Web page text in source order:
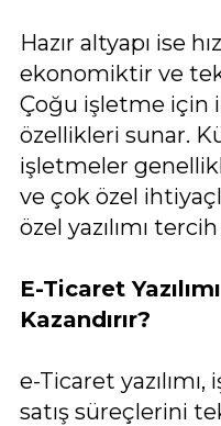
Hazır altyapı ise
ekonomiktir ve
Çoğu işletme için
özellikleri sunar.
işletmeler
ve çok özel
özel yazılımı
E-Ticaret
Kazandırır?
e-Ticaret
satış süreçlerini